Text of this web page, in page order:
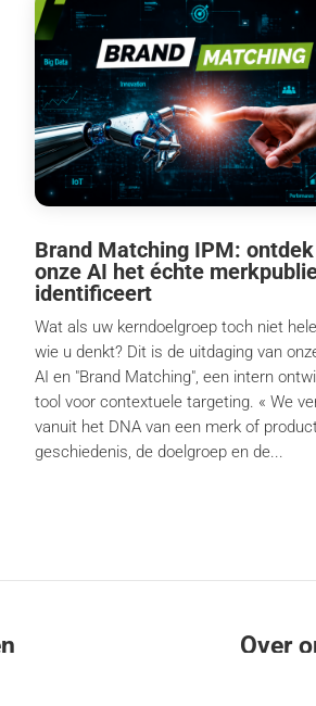
Brand Matching IPM:
onze AI het échte
identificeert
Wat als uw kerndoelgroep toch niet
wie u denkt? Dit is de uitdaging van
AI en "Brand Matching", een intern
tool voor contextuele targeting. « We
vanuit het DNA van een merk of
geschiedenis, de doelgroep en de...
Over